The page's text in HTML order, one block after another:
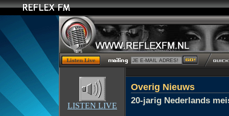
LISTEN LIVE
Overig Nieuws
20-jarig Nederlands